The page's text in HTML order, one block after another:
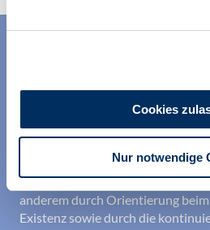
Cookies
Nur notwendige
ihrer Berufsausübung und bei der
professionellen Identität. Dies
anderem durch Orientierung
Existenz sowie durch die